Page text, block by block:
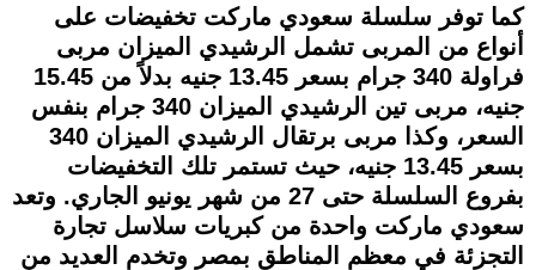
كما توفر سلسلة سعودي ماركت تخفيضات على
أنواع من المربى تشمل الرشيدي الميزان مربى
فراولة 340 جرام بسعر 13.45 جنيه بدلاً من 15.45
جنيه، مربى تين الرشيدي الميزان 340 جرام بنفس
السعر، وكذا مربى برتقال الرشيدي الميزان 340
بسعر 13.45 جنيه، حيث تستمر تلك التخفيضات
بفروع السلسلة حتى 27 من شهر يونيو الجاري. وتعد
سعودي ماركت واحدة من كبريات سلاسل تجارة
التجزئة في معظم المناطق بمصر وتخدم العديد من